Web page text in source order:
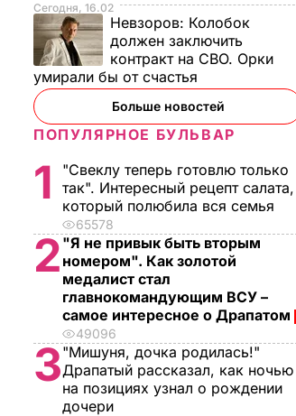
Сегодня, 16.02
Невзоров: Колобок
должен заключить
контракт на СВО. Орки
умирали бы от счастья
Больше новостей
ПОПУЛЯРНОЕ БУЛЬВАР
1
"Свеклу теперь готовлю только
так". Интересный рецепт салата,
который полюбила вся семья
65578
2 "Я не привык быть вторым
номером". Как золотой
медалист стал
главнокомандующим ВСУ –
самое интересное о Драпатом
49096
3"Мишуня, дочка родилась!"
Драпатый рассказал, как ночью
на позициях узнал о рождении
дочери